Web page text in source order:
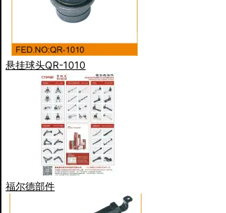
悬挂球头QR-1010
福尔德部件